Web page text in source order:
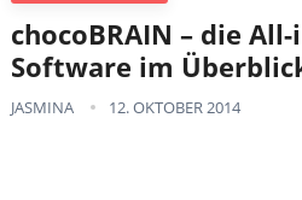
chocoBRAIN – die
Software im
JASMINA 12. OKTOBER 2014